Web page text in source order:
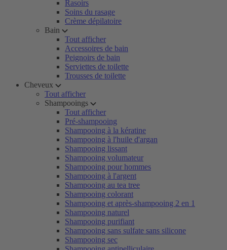
Rasoirs
Soins du rasage
Crème dépilatoire
Bain
Tout afficher
Accessoires de bain
Peignoirs de bain
Serviettes de toilette
Trousses de toilette
Cheveux
Tout afficher
Shampooings
Tout afficher
Pré-shampooing
Shampooing à la kératine
Shampooing à l'huile d'argan
Shampooing lissant
Shampooing volumateur
Shampooing pour hommes
Shampooing à l'argent
Shampooing au tea tree
Shampooing colorant
Shampooing et après-shampooing 2 en 1
Shampooing naturel
Shampooing purifiant
Shampooing sans sulfate sans silicone
Shampooing sec